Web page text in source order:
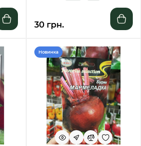
30 грн.
Новинка